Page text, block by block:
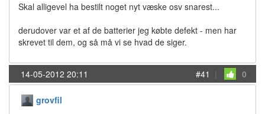
Skal alligevel ha bestilt noget nyt væske osv snarest...
derudover var et af de batterier jeg købte defekt - men har
skrevet til dem, og så må vi se hvad de siger.
14-05-2012 20:11 #41 | 0
grovfil